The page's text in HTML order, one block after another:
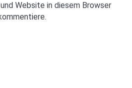
Website in diesem Browser